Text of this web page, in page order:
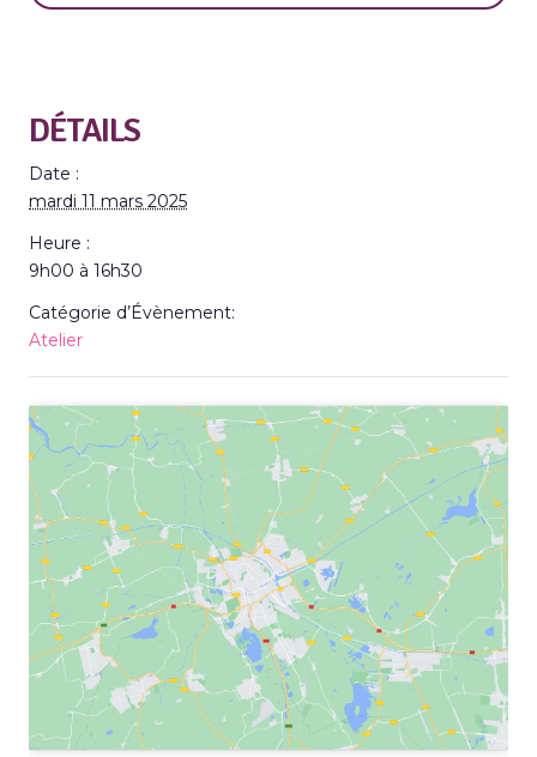
DÉTAILS
Date :
mardi 11 mars 2025
Heure :
9h00 à 16h30
Catégorie d’Évènement:
Atelier